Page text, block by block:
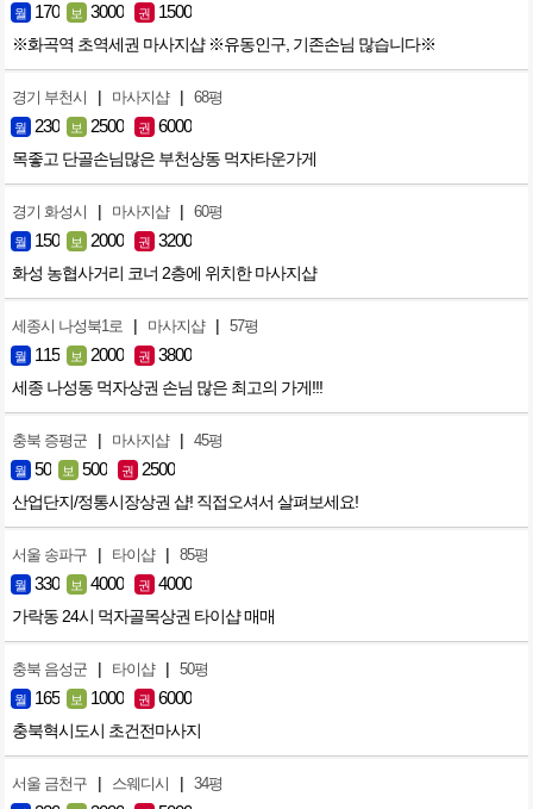
월 170 보 3000 권 1500
※화곡역 초역세권 마사지샵 ※유동인구, 기존손님 많습니다※
경기 부천시 | 마사지샵 | 68평
월 230 보 2500 권 6000
목좋고 단골손님많은 부천상동 먹자타운가게
경기 화성시 | 마사지샵 | 60평
월 150 보 2000 권 3200
화성 농협사거리 코너 2층에 위치한 마사지샵
세종시 나성북1로 | 마사지샵 | 57평
월 115 보 2000 권 3800
세종 나성동 먹자상권 손님 많은 최고의 가게!!!
충북 증평군 | 마사지샵 | 45평
월 50 보 500 권 2500
산업단지/정통시장상권 샵! 직접오셔서 살펴보세요!
서울 송파구 | 타이샵 | 85평
월 330 보 4000 권 4000
가락동 24시 먹자골목상권 타이샵 매매
충북 음성군 | 타이샵 | 50평
월 165 보 1000 권 6000
충북혁시도시 초건전마사지
서울 금천구 | 스웨디시 | 34평